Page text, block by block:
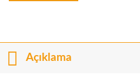
Açıklama